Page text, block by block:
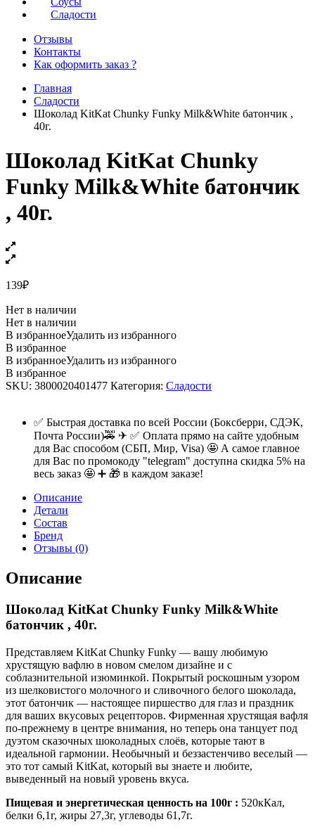
Сладости
Отзывы
Контакты
Как оформить заказ ?
Главная
Сладости
Шоколад KitKat Chunky Funky Milk&White батончик ,
40г.
Шоколад KitKat Chunky
Funky Milk&White батончик
, 40г.
139₽
Нет в наличии
Нет в наличии
В избранноеУдалить из избранного
В избранное
В избранноеУдалить из избранного
В избранное
SKU: 3800020401477 Категория: Сладости
✅ Быстрая доставка по всей России (Боксберри, СДЭК,
Почта России)🚕 ✈ ✅ Оплата прямо на сайте удобным
для Вас способом (СБП, Мир, Visa) 🤩 А самое главное
для Вас по промокоду "telegram" доступна скидка 5% на
весь заказ 🤩 ➕ 🎁 в каждом заказе!
Описание
Детали
Состав
Бренд
Отзывы (0)
Описание
Шоколад KitKat Chunky Funky Milk&White
батончик , 40г.
Представляем KitKat Chunky Funky — вашу любимую
хрустящую вафлю в новом смелом дизайне и с
соблазнительной изюминкой. Покрытый роскошным узором
из шелковистого молочного и сливочного белого шоколада,
этот батончик — настоящее пиршество для глаз и праздник
для ваших вкусовых рецепторов. Фирменная хрустящая вафля
по-прежнему в центре внимания, но теперь она танцует под
дуэтом сказочных шоколадных слоёв, которые тают в
идеальной гармонии. Необычный и беззастенчиво веселый —
это тот самый KitKat, который вы знаете и любите,
выведенный на новый уровень вкуса.
Пищевая и энергетическая ценность на 100г : 520кКал,
белки 6,1г, жиры 27,3г, углеводы 61,7г.